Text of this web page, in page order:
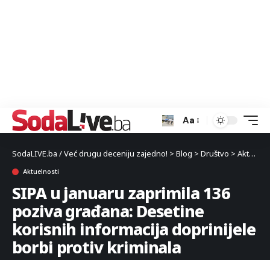
Aa
SodaLIVE.ba / Već drugu deceniju zajedno! > Blog > Društvo > Aktuelnosti
Aktuelnosti
SIPA u januaru zaprimila 136
poziva građana: Desetine
korisnih informacija doprinijele
borbi protiv kriminala